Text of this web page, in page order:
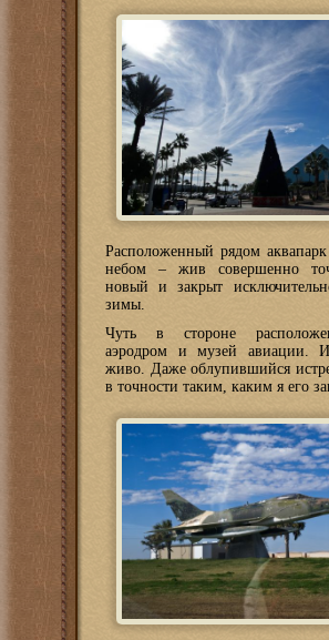
Расположенный рядом
небом – жив совершенно
новый и закрыт
зимы.
Чуть в стороне
аэродром и музей авиации.
живо. Даже облупившийся
в точности таким, каким я его